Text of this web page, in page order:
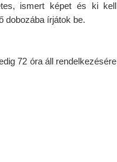
ismert képet és ki kell
dobozába írjátok be.
72 óra áll rendelkezésére